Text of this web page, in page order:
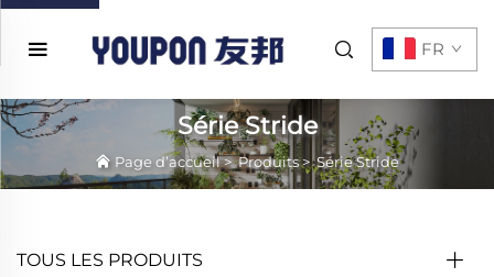
FR
Série Stride
Page d’accueil>Produits>Série Stride
TOUS LES PRODUITS